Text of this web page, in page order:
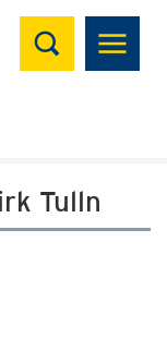
Suchen
Tulln